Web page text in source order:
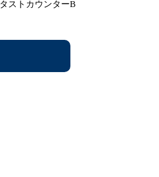
タストカウンターB